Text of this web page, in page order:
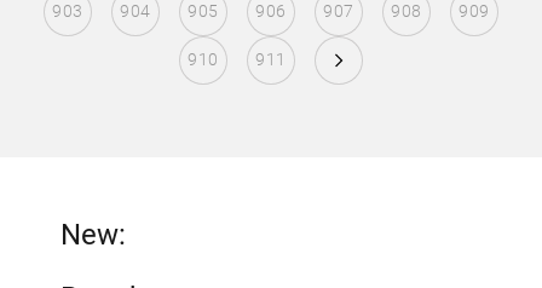
903 904 905 906 907 908 909
910 911
New: